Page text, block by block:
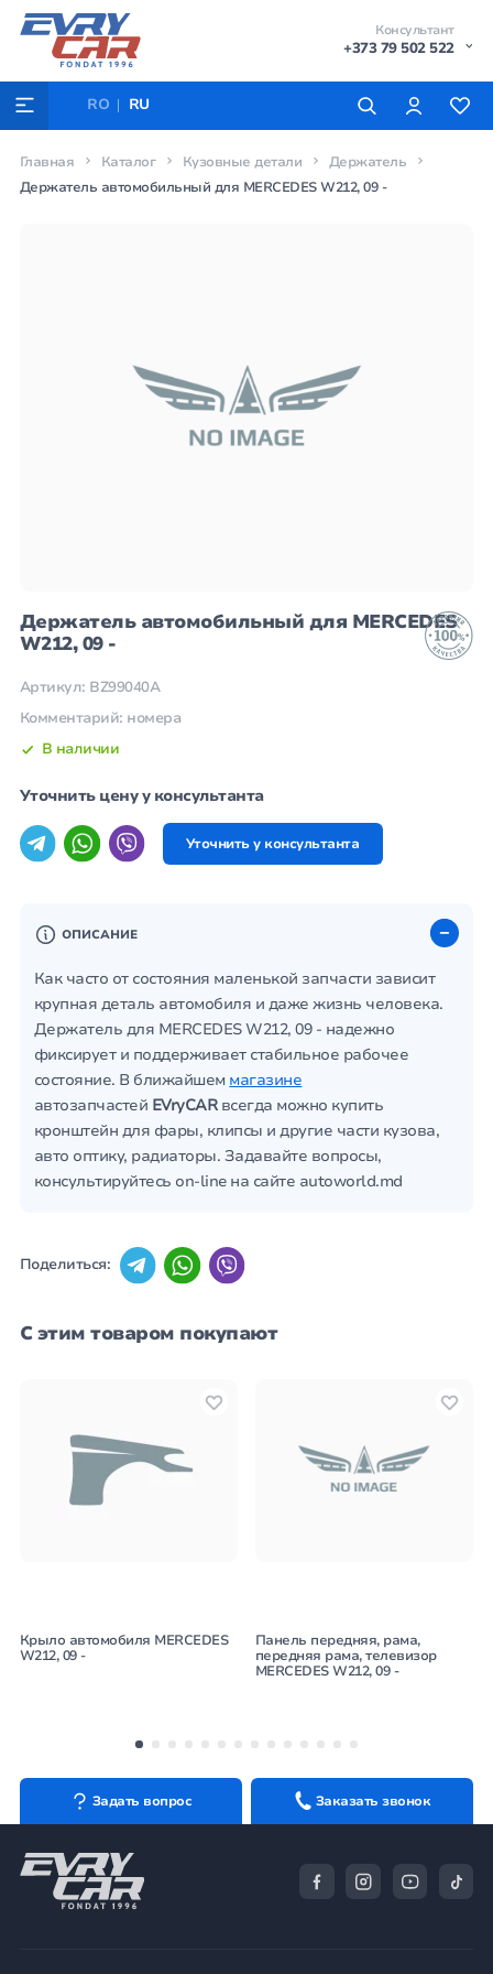
Консультант
+373 79 502 522
RO RU
Главная Каталог Кузовные детали
Держатель
Держатель автомобильный для MERCEDES W212, 09 -
Держатель автомобильный для MERCEDES
W212, 09 -
Артикул: BZ99040A
Комментарий: номера
В наличии
Уточнить цену у консультанта
Уточнить у консультанта
ОПИСАНИЕ
Как часто от состояния маленькой запчасти зависит
крупная деталь автомобиля и даже жизнь человека.
Держатель для MERCEDES W212, 09 - надежно
фиксирует и поддерживает стабильное рабочее
состояние. В ближайшем магазине
автозапчастей EVryCARвсегда можно купить
кронштейн для фары, клипсы и другие части кузова,
авто оптику, радиаторы. Задавайте вопросы,
консультируйтесь on-line на сайте autoworld.md
Поделиться:
С этим товаром покупают
Крыло автомобиля MERCEDES
W212, 09 -
Панель передняя, рама,
передняя рама, телевизор
MERCEDES W212, 09 -
Задать вопрос Заказать звонок